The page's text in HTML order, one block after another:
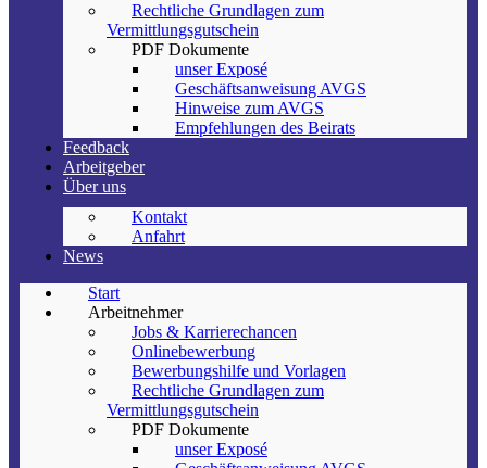
Rechtliche Grundlagen zum
Vermittlungsgutschein
PDF Dokumente
unser Exposé
Geschäftsanweisung AVGS
Hinweise zum AVGS
Empfehlungen des Beirats
Feedback
Arbeitgeber
Über uns
Kontakt
Anfahrt
News
Start
Arbeitnehmer
Jobs & Karrierechancen
Onlinebewerbung
Bewerbungshilfe und Vorlagen
Rechtliche Grundlagen zum
Vermittlungsgutschein
PDF Dokumente
unser Exposé